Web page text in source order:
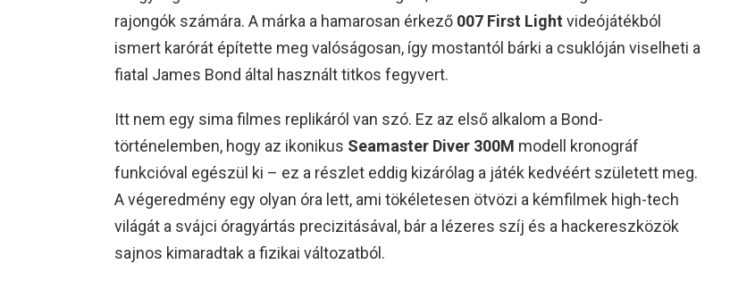
rajongók számára. A márka a hamarosan érkező 007 First Light videójátékból
ismert karórát építette meg valóságosan, így mostantól bárki a csuklóján viselheti a
fiatal James Bond által használt titkos fegyvert.
Itt nem egy sima filmes replikáról van szó. Ez az első alkalom a Bond-
történelemben, hogy az ikonikus Seamaster Diver 300M modell kronográf
funkcióval egészül ki – ez a részlet eddig kizárólag a játék kedvéért született meg.
A végeredmény egy olyan óra lett, ami tökéletesen ötvözi a kémfilmek high-tech
világát a svájci óragyártás precizitásával, bár a lézeres szíj és a hackereszközök
sajnos kimaradtak a fizikai változatból.